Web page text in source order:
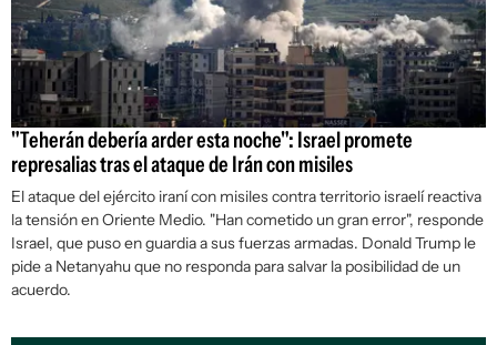
"Teherán debería arder esta noche": Israel promete
represalias tras el ataque de Irán con misiles
El ataque del ejército iraní con misiles contra territorio israelí reactiva
la tensión en Oriente Medio. "Han cometido un gran error", responde
Israel, que puso en guardia a sus fuerzas armadas. Donald Trump le
pide a Netanyahu que no responda para salvar la posibilidad de un
acuerdo.